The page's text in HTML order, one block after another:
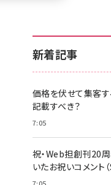
新着記事
価格を伏せて集客
記載すべき？
7:05
祝・Web担創刊20
いたお祝いコメント（